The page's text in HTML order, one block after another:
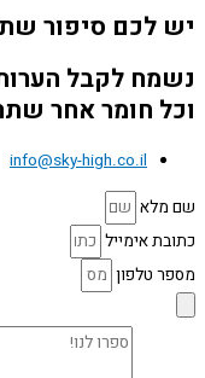
יש לכם סיפור
נשמח לקבל
וכל חומר אחר
info@sky-high.co.il
שם מלא
כתובת אימייל
מספר טלפון